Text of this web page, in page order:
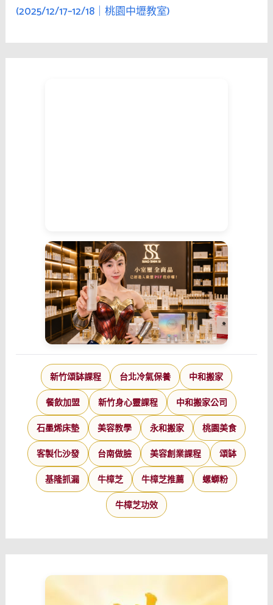
(2025/12/17–12/18｜桃園中壢教室)
新竹頌缽課程 台北冷氣保養 中和搬家
餐飲加盟 新竹身心靈課程 中和搬家公司
石墨烯床墊 美容教學 永和搬家 桃園美食
客製化沙發 台南做臉 美容創業課程 頌缽
基隆抓漏 牛樟芝 牛樟芝推薦 螺螄粉
牛樟芝功效